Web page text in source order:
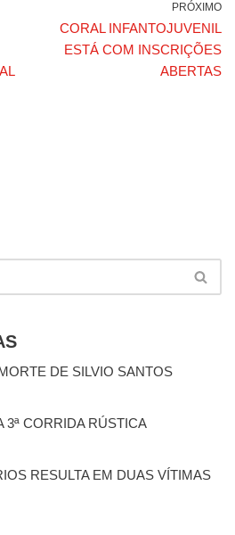
PRÓXIMO
CORAL INFANTOJUVENIL
ESTÁ COM INSCRIÇÕES
ABERTAS
DE SILVIO SANTOS
3ª CORRIDA RÚSTICA
RESULTA EM DUAS VÍTIMAS